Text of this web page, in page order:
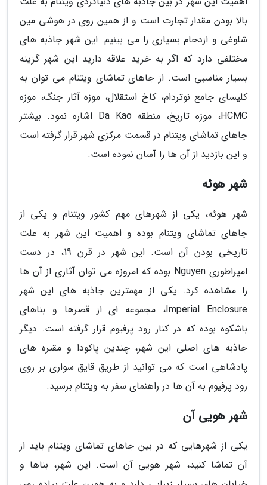
بالا بودن مقدار تجارت است و از همین روی در هوشی مین
شلوغی و ازدحام بسیاری را می بینیم. این شهر جاذبه های
مختلفی دارد که اگر به خرید علاقه دارید این شهر گزینه
بسیار مناسبی است. از جاهای تماشای ویتنام می توان به
کلیسای جامع نوتردام، کاخ استقلال، موزه آثار جنگ، موزه
HCMC، موزه تاریخ، منطقه Da Kao اشاره نمود. بیشتر
جاهای تماشای ویتنام در قسمت مرکزی شهر قرار گرفته است
و این بازدید از آن ها را آسان نموده است.
شهر هوئه
شهر هوئه، یکی از شهرهای مهم کشور ویتنام و یکی از
جاهای تماشای ویتنام بوده و اهمیت این شهر به علت
تاریخی بودن آن است. این شهر در قرن 19، در دست
امپراطوری Nguyen بوده که امروزه می توان آثاری از آن ها
را مشاهده کرد. یکی از مهمترین جاذبه های این شهر
Imperial Enclosure، مجموعه ای از قصرها و بناهای
باشکوه بوده که در کنار رود پرفیوم قرار گرفته است. دیگر
جاذبه های اصلی این شهر، چندین پاکودا و مقبره های
پادشاهی است که می توانید از طریق قایق سواری بر روی
رود پرفیوم به آن ها در راهنمای سفر به ویتنام برسید.
شهر هویی آن
یکی از شهرهایی که در بین جاهای تماشای ویتنام باید از
آن تماشا کنید، شهر هویی آن است. این شهر، بناها و